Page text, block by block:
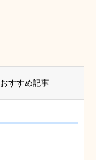
おすすめ記事